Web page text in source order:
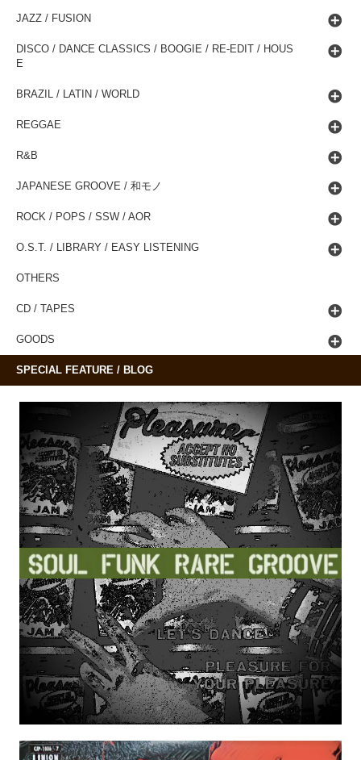
JAZZ / FUSION
DISCO / DANCE CLASSICS / BOOGIE / RE-EDIT / HOUS
E
BRAZIL / LATIN / WORLD
REGGAE
R&B
JAPANESE GROOVE / 和モノ
ROCK / POPS / SSW / AOR
O.S.T. / LIBRARY / EASY LISTENING
OTHERS
CD / TAPES
GOODS
SPECIAL FEATURE / BLOG